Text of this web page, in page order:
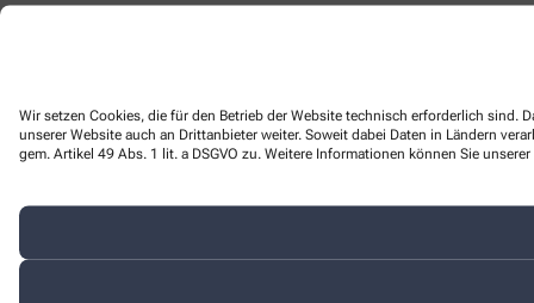
Wir setzen Cookies, die für den Betrieb der Website technisch erforderlich sind.
unserer Website auch an Drittanbieter weiter. Soweit dabei Daten in Ländern
gem. Artikel 49 Abs. 1 lit. a DSGVO zu. Weitere Informationen können Sie unserer